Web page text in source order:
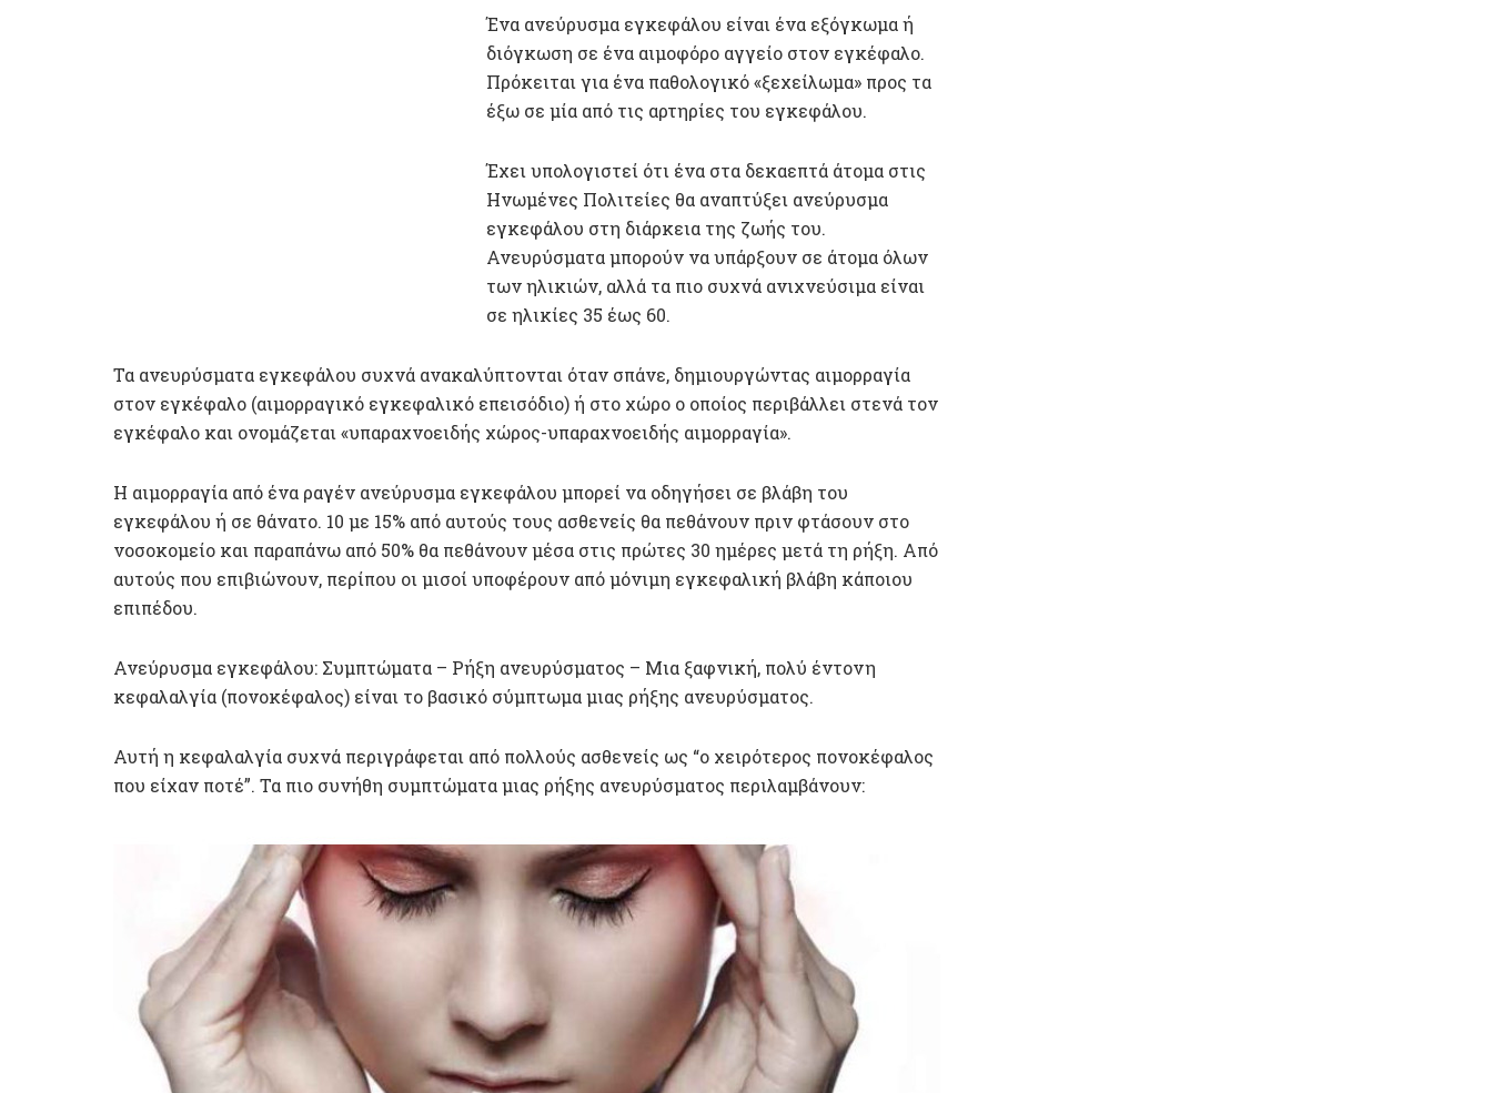
Ένα ανεύρυσμα εγκεφάλου είναι ένα εξόγκωμα ή
διόγκωση σε ένα αιμοφόρο αγγείο στον εγκέφαλο.
Πρόκειται για ένα παθολογικό «ξεχείλωμα» προς τα
έξω σε μία από τις αρτηρίες του εγκεφάλου.
Έχει υπολογιστεί ότι ένα στα δεκαεπτά άτομα στις
Ηνωμένες Πολιτείες θα αναπτύξει ανεύρυσμα
εγκεφάλου στη διάρκεια της ζωής του.
Ανευρύσματα μπορούν να υπάρξουν σε άτομα όλων
των ηλικιών, αλλά τα πιο συχνά ανιχνεύσιμα είναι
σε ηλικίες 35 έως 60.
Τα ανευρύσματα εγκεφάλου συχνά ανακαλύπτονται όταν σπάνε, δημιουργώντας αιμορραγία
στον εγκέφαλο (αιμορραγικό εγκεφαλικό επεισόδιο) ή στο χώρο ο οποίος περιβάλλει στενά τον
εγκέφαλο και ονομάζεται «υπαραχνοειδής χώρος-υπαραχνοειδής αιμορραγία».
Η αιμορραγία από ένα ραγέν ανεύρυσμα εγκεφάλου μπορεί να οδηγήσει σε βλάβη του
εγκεφάλου ή σε θάνατο. 10 με 15% από αυτούς τους ασθενείς θα πεθάνουν πριν φτάσουν στο
νοσοκομείο και παραπάνω από 50% θα πεθάνουν μέσα στις πρώτες 30 ημέρες μετά τη ρήξη. Από
αυτούς που επιβιώνουν, περίπου οι μισοί υποφέρουν από μόνιμη εγκεφαλική βλάβη κάποιου
επιπέδου.
Ανεύρυσμα εγκεφάλου: Συμπτώματα – Ρήξη ανευρύσματος – Μια ξαφνική, πολύ έντονη
κεφαλαλγία (πονοκέφαλος) είναι το βασικό σύμπτωμα μιας ρήξης ανευρύσματος.
Αυτή η κεφαλαλγία συχνά περιγράφεται από πολλούς ασθενείς ως “ο χειρότερος πονοκέφαλος
που είχαν ποτέ”. Τα πιο συνήθη συμπτώματα μιας ρήξης ανευρύσματος περιλαμβάνουν: